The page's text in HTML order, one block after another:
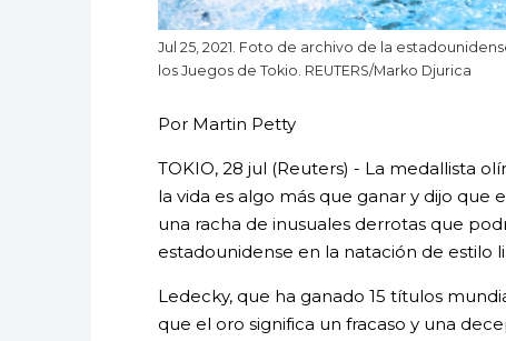
Jul 25, 2021. Foto de archivo de la
los Juegos de Tokio. REUTERS/Marko Djurica
Por Martin Petty
TOKIO, 28 jul (Reuters) - La medallista
la vida es algo más que ganar y dijo que
una racha de inusuales derrotas que
estadounidense en la natación de estilo
Ledecky, que ha ganado 15 títulos
que el oro significa un fracaso y una